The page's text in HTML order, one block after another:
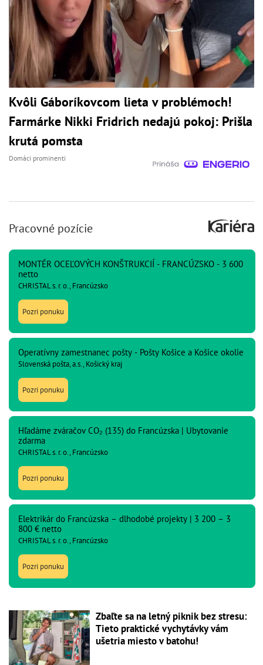
Kvôli Gáboríkovcom lieta v problémoch!
Farmárke Nikki Fridrich nedajú pokoj: Prišla
krutá pomsta
Domáci prominenti
Pracovné pozície
MONTÉR OCEĽOVÝCH KONŠTRUKCIÍ - FRANCÚZSKO - 3 600
netto
CHRISTAL s. r. o., Francúzsko
Pozri ponuku
Operatívny zamestnanec pošty - Pošty Košice a Košice okolie
Slovenská pošta, a.s., Košický kraj
Pozri ponuku
Hľadáme zváračov CO₂ (135) do Francúzska | Ubytovanie
zdarma
CHRISTAL s. r. o., Francúzsko
Pozri ponuku
Elektrikár do Francúzska – dlhodobé projekty | 3 200 – 3
800 € netto
CHRISTAL s. r. o., Francúzsko
Pozri ponuku
Zbaľte sa na letný piknik bez stresu:
Tieto praktické vychytávky vám
ušetria miesto v batohu!